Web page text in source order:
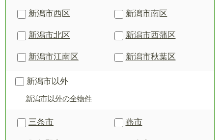
新潟市西区 新潟市南区
新潟市北区 新潟市西蒲区
新潟市江南区 新潟市秋葉区
新潟市以外
新潟市以外の全物件
三条市 燕市